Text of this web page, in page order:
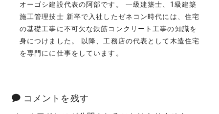
オーゴシ建設代表の阿部です。 一級建築士、1級建築
施工管理技士 新卒で入社したゼネコン時代には、住宅
の基礎工事に不可欠な鉄筋コンクリート工事の知識を
身につけました。 以降、工務店の代表として木造住宅
を専門にに仕事をしています。
コメントを残す